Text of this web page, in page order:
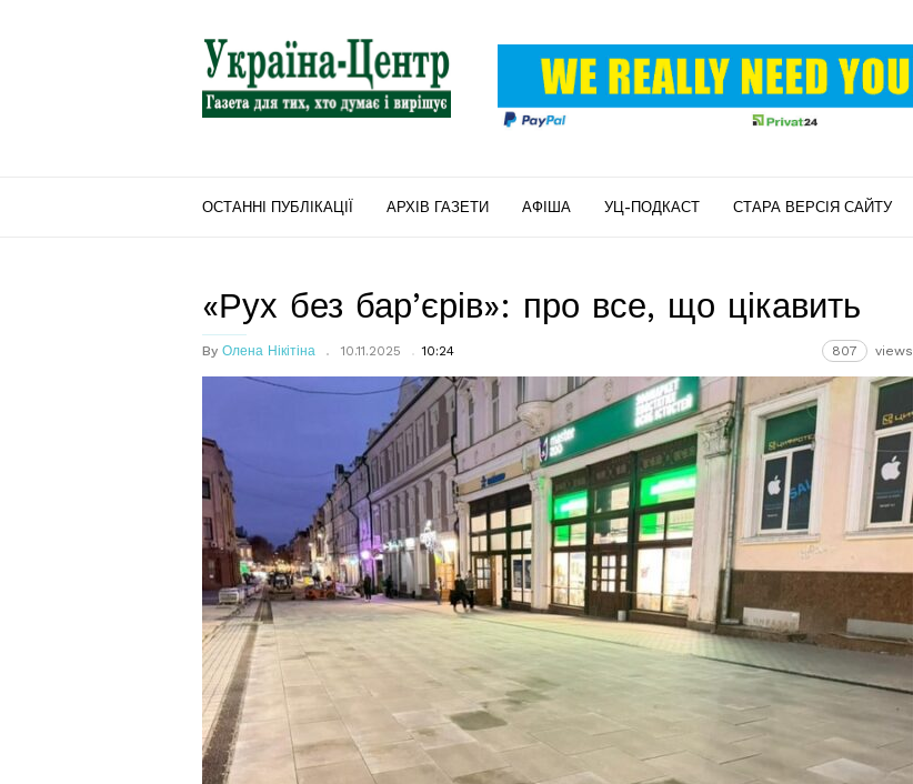
"Україна-
Центр"
ОСТАННІ ПУБЛІКАЦІЇ АРХІВ ГАЗЕТИ АФІША УЦ-ПОДКАСТ СТАРА ВЕРСІЯ САЙТУ
«Рух без бар’єрів»: про все, що цікавить
By Олена Нікітіна 10.11.2025 10:24 807 views